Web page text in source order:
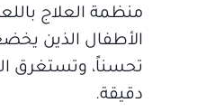
الأطفال الذين
دقيقة.